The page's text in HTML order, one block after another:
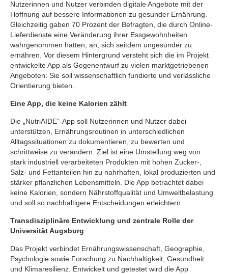
Nutzerinnen und Nutzer verbinden digitale Angebote mit der
Hoffnung auf bessere Informationen zu gesunder Ernährung.
Gleichzeitig gaben 70 Prozent der Befragten, die durch Online-
Lieferdienste eine Veränderung ihrer Essgewohnheiten
wahrgenommen hatten, an, sich seitdem ungesünder zu
ernähren. Vor diesem Hintergrund versteht sich die im Projekt
entwickelte App als Gegenentwurf zu vielen marktgetriebenen
Angeboten: Sie soll wissenschaftlich fundierte und verlässliche
Orientierung bieten.
Eine App, die keine Kalorien zählt
Die „NutriAIDE“-App soll Nutzerinnen und Nutzer dabei
unterstützen, Ernährungsroutinen in unterschiedlichen
Alltagssituationen zu dokumentieren, zu bewerten und
schrittweise zu verändern. Ziel ist eine Umstellung weg von
stark industriell verarbeiteten Produkten mit hohen Zucker-,
Salz- und Fettanteilen hin zu nahrhaften, lokal produzierten und
stärker pflanzlichen Lebensmitteln. Die App betrachtet dabei
keine Kalorien, sondern Nährstoffqualität und Umweltbelastung
und soll so nachhaltigere Entscheidungen erleichtern.
Transdisziplinäre Entwicklung und zentrale Rolle der
Universität Augsburg
Das Projekt verbindet Ernährungswissenschaft, Geographie,
Psychologie sowie Forschung zu Nachhaltigkeit, Gesundheit
und Klimaresilienz. Entwickelt und getestet wird die App